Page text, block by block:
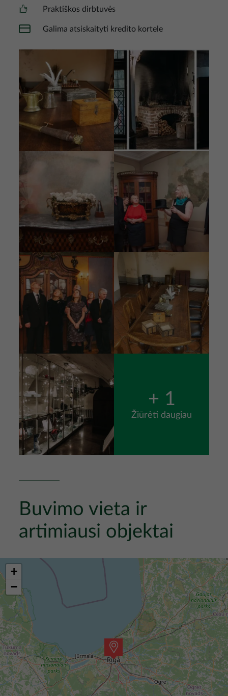
Praktiškos dirbtuvės
Galima atsiskaityti kredito kortele
Nuotrauka
Nuotrauka
Nuotrauka Nuotrauka
Nuotrauka
+ 1
Žiūrėti daugiau
Buvimo vieta ir
artimiausi objektai
+
−